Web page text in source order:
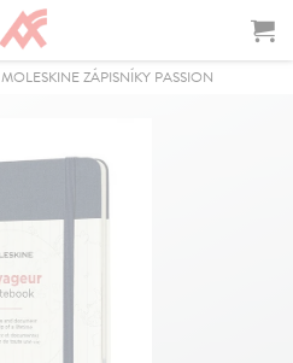
MOLESKINE ZÁPISNÍKY PASSION